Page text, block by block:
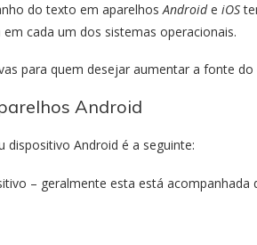
do texto em aparelhosAndroide iOS
cada um dos sistemas operacionais.
para quem desejar aumentar a fonte do
Android
dispositivo Android é a seguinte:
– geralmente esta está acompanhada